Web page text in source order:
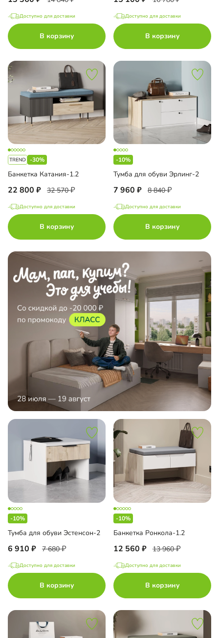
Доступно для доставки
В корзину
Доступно для доставки
В корзину
-30%
Банкетка Катания-1.2
22 800 32 570
Доступно для доставки
В корзину
-10%
Тумба для обуви Эрлинг-2
7 960 8 840
Доступно для доставки
В корзину
-10%
Тумба для обуви Эстенсон-2
6 910 7 680
Доступно для доставки
В корзину
-10%
Банкетка Ронкола-1.2
12 560 13 960
Доступно для доставки
В корзину